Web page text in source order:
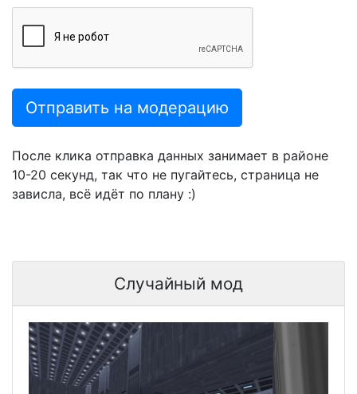
Отправить на модерацию
После клика отправка данных занимает в районе
10-20 секунд, так что не пугайтесь, страница не
зависла, всё идёт по плану :)
Случайный мод